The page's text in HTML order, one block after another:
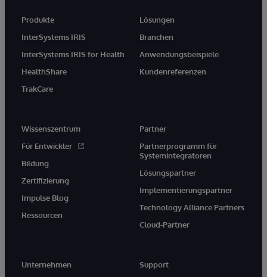
Produkte
InterSystems IRIS
InterSystems IRIS for Health
HealthShare
TrakCare
Lösungen
Branchen
Anwendungsbeispiele
Kundenreferenzen
Wissenszentrum
Für Entwickler
Bildung
Zertifizierung
Impulse Blog
Ressourcen
Partner
Partnerprogramm für
Systemintegratoren
Lösungspartner
Implementierungspartner
Technology Alliance Partners
Cloud-Partner
Unternehmen
Support